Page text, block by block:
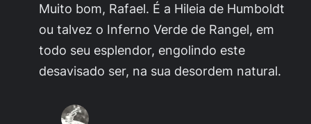
Muito bom, Rafael. É a Hileia de Humboldt
ou talvez o Inferno Verde de Rangel, em
todo seu esplendor, engolindo este
desavisado ser, na sua desordem natural.